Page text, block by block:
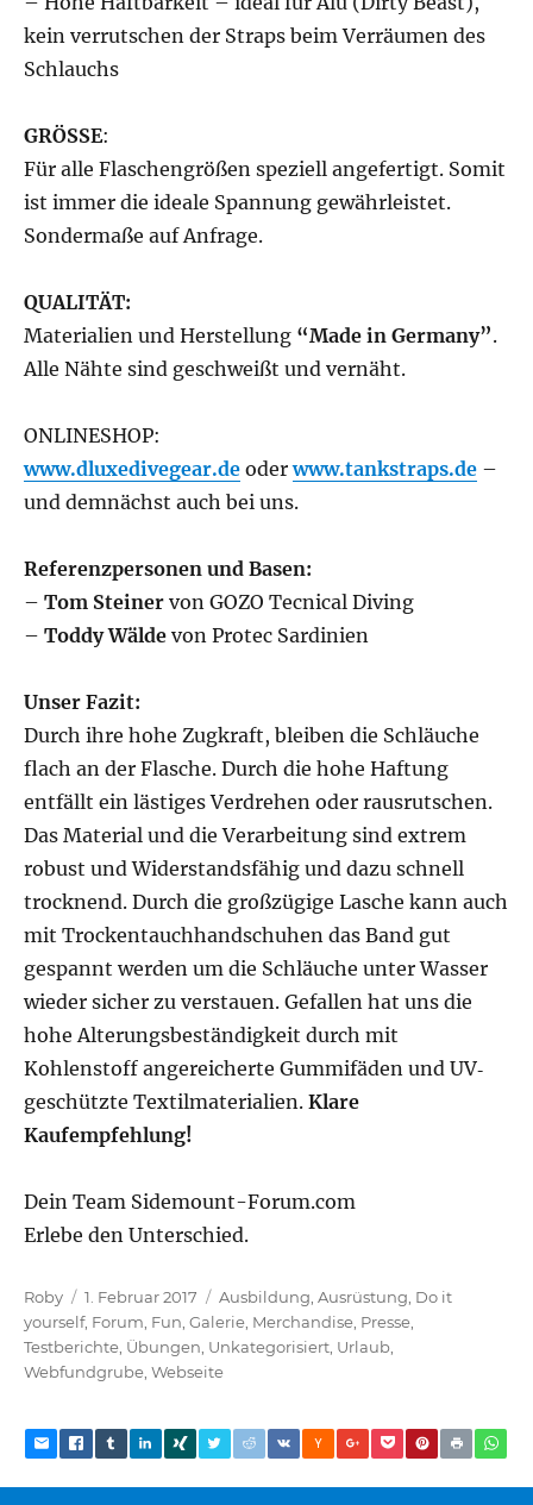
kein verrutschen der Straps beim Verräumen des
Schlauchs
GRÖSSE:
Für alle Flaschengrößen speziell angefertigt. Somit
ist immer die ideale Spannung gewährleistet.
Sondermaße auf Anfrage.
QUALITÄT:
Materialien und Herstellung “Made in Germany”.
Alle Nähte sind geschweißt und vernäht.
ONLINESHOP:
www.dluxedivegear.de oderwww.tankstraps.de –
und demnächst auch bei uns.
Referenzpersonen und Basen:
–Tom Steiner von GOZO Tecnical Diving
–Toddy Wälde von Protec Sardinien
Unser Fazit:
Durch ihre hohe Zugkraft, bleiben die Schläuche
flach an der Flasche. Durch die hohe Haftung
entfällt ein lästiges Verdrehen oder rausrutschen.
Das Material und die Verarbeitung sind extrem
robust und Widerstandsfähig und dazu schnell
trocknend. Durch die großzügige Lasche kann auch
mit Trockentauchhandschuhen das Band gut
gespannt werden um die Schläuche unter Wasser
wieder sicher zu verstauen. Gefallen hat uns die
hohe Alterungsbeständigkeit durch mit
Kohlenstoff angereicherte Gummifäden und UV‐
geschützte Textilmaterialien.Klare
Kaufempfehlung!
Dein Team Sidemount-Forum.com
Erlebe den Unterschied.
Autor
Roby
Veröffentlicht
am
1. Februar 2017 Kategorien
Ausbildung ,Ausrüstung Do it
yourself, Forum Fun ,Galerie Merchandise Presse
Testberichte Übungen Unkategorisiert Urlaub
Webfundgrube ,Webseite